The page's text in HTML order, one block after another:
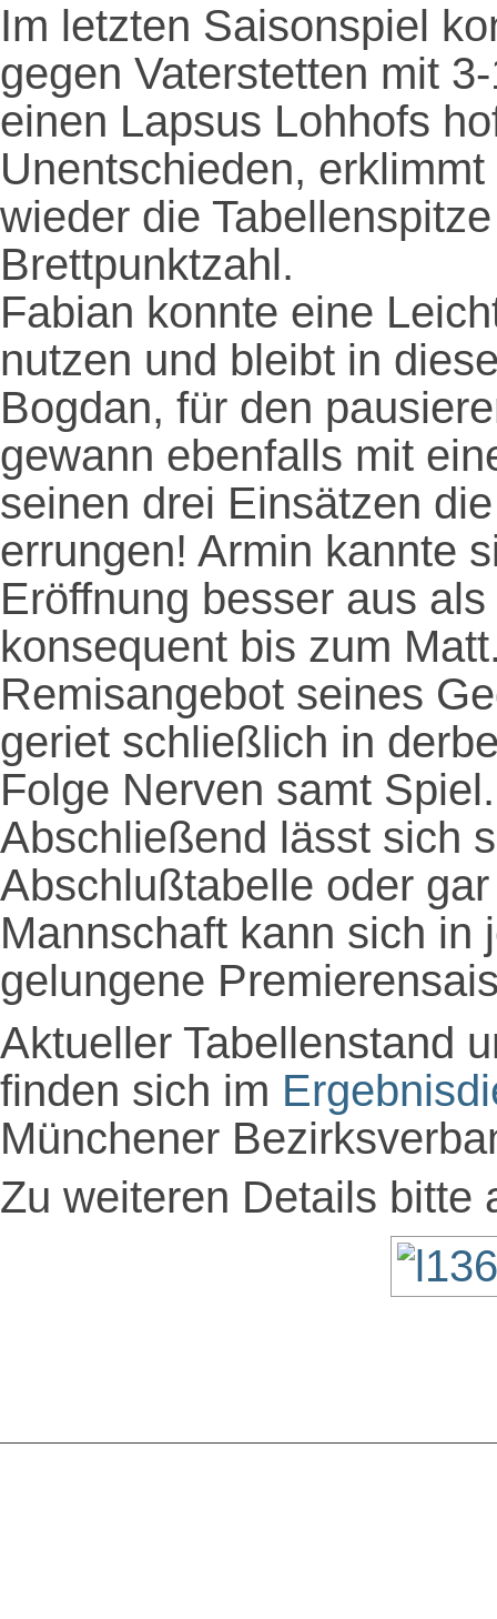
Im letzten Saisonspiel
gegen Vaterstetten mit
einen Lapsus Lohhofs
Unentschieden,
wieder die
Brettpunktzahl.
Fabian konnte eine
nutzen und bleibt in
Bogdan, für den
gewann ebenfalls mit
seinen drei Einsätzen
errungen! Armin kannte
Eröffnung besser aus
konsequent bis zum
Remisangebot seines
geriet schließlich in
Folge Nerven samt Spiel.
Abschließend lässt sich
Abschlußtabelle oder
Mannschaft kann sich in
gelungene
Aktueller Tabellenstand
finden sich im
Münchener
Zu weiteren Details bitte